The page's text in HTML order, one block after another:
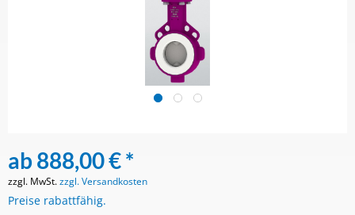
ab 888,00 € *
zzgl. MwSt.zzgl. Versandkosten
Preise rabattfähig.